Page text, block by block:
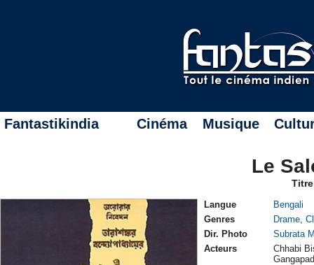
Fantastikindia Cinéma Musique
Le
Langue
Bengali
Genres
Drame
Dir. Photo
Subrata
Acteurs
Chhabi